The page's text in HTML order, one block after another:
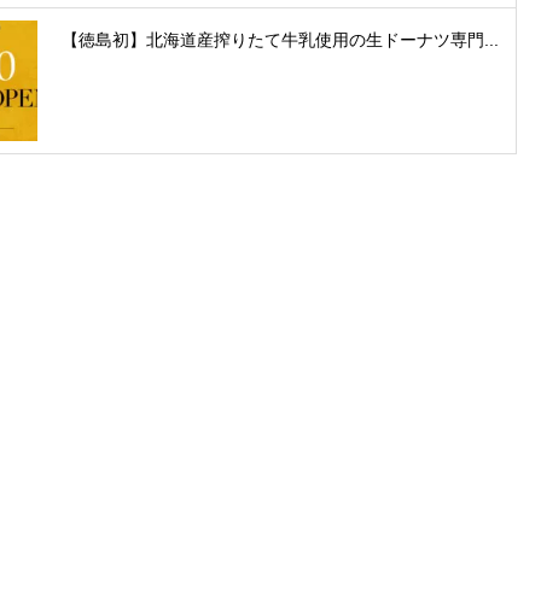
【徳島初】北海道産搾りたて牛乳使用の生ドーナツ専門...